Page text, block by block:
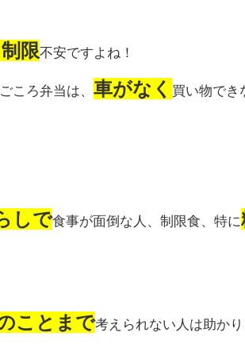
限不安ですよね！
ころ弁当は、 車がなく 買い物でき
しで食事が面倒な人、制限食、特に
ことまで考えられない人は助かり